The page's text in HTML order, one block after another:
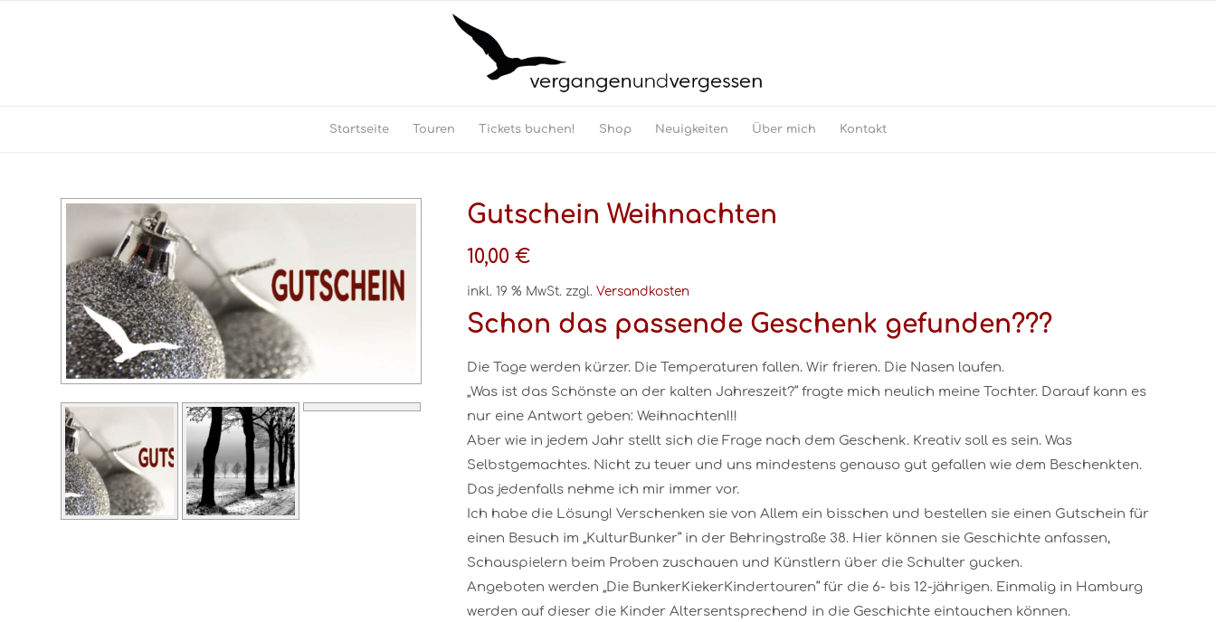
Startseite Touren Tickets buchen! Shop Neuigkeiten Über mich Kontakt
Gutschein Weihnachten
10,00€
inkl. 19 % MwSt. zzgl.Versandkosten
Schon das passende Geschenk gefunden???
Die Tage werden kürzer. Die Temperaturen fallen. Wir frieren. Die Nasen laufen.
„Was ist das Schönste an der kalten Jahreszeit?“ fragte mich neulich meine Tochter. Darauf kann es
nur eine Antwort geben: Weihnachten!!!
Aber wie in jedem Jahr stellt sich die Frage nach dem Geschenk. Kreativ soll es sein. Was
Selbstgemachtes. Nicht zu teuer und uns mindestens genauso gut gefallen wie dem Beschenkten.
Das jedenfalls nehme ich mir immer vor.
Ich habe die Lösung! Verschenken sie von Allem ein bisschen und bestellen sie einen Gutschein für
einen Besuch im „KulturBunker“ in der Behringstraße 38. Hier können sie Geschichte anfassen,
Schauspielern beim Proben zuschauen und Künstlern über die Schulter gucken.
Angeboten werden „Die BunkerKiekerKindertouren“ für die 6- bis 12-jährigen. Einmalig in Hamburg
werden auf dieser die Kinder Altersentsprechend in die Geschichte eintauchen können.